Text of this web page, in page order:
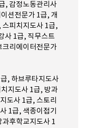
, 감정노동관리사
션전문가 1급, 개
피치지도사 1급,
사 1급, 직무스트
크리에이터전문가
, 하브루타지도사
지도사 1급, 방과
도사 1급, 스토리
1급, 색종이접기
후학교지도사 1